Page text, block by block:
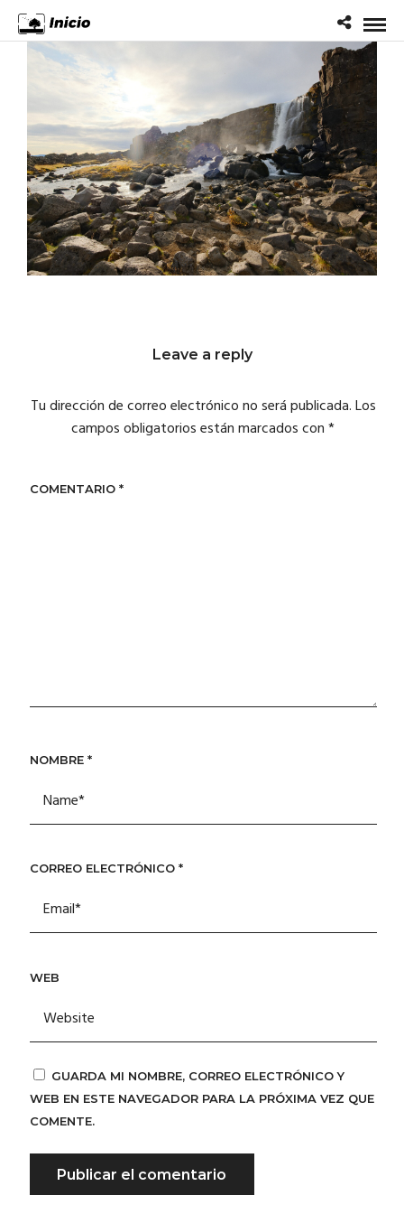
Leave a reply
Tu dirección de correo electrónico no será publicada.Los
campos obligatorios están marcados con*
COMENTARIO *
NOMBRE *
CORREO ELECTRÓNICO *
WEB
GUARDA MI NOMBRE, CORREO ELECTRÓNICO Y
WEB EN ESTE NAVEGADOR PARA LA PRÓXIMA VEZ QUE
COMENTE.